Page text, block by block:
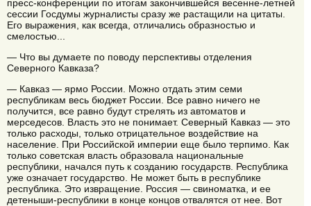
пресс-конференции по итогам закончившейся весенне-летней
сессии Госдумы журналисты сразу же растащили на цитаты.
Его выражения, как всегда, отличались образностью и
смелостью...
— Что вы думаете по поводу перспективы отделения
Северного Кавказа?
— Кавказ — ярмо России. Можно отдать этим семи
республикам весь бюджет России. Все равно ничего не
получится, все равно будут стрелять из автоматов и
мерседесов. Власть это не понимает. Северный Кавказ — это
только расходы, только отрицательное воздействие на
население. При Российской империи еще было терпимо. Как
только советская власть образовала национальные
республики, начался путь к созданию государств. Республика
уже означает государство. Не может быть в республике
республика. Это извращение. Россия — свиноматка, и ее
детеныши-республики в конце концов отвалятся от нее. Вот